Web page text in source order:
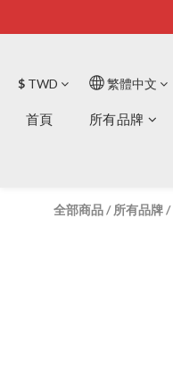
$ TWD 繁體中文
首頁 所有品牌
全部商品/所有品牌/